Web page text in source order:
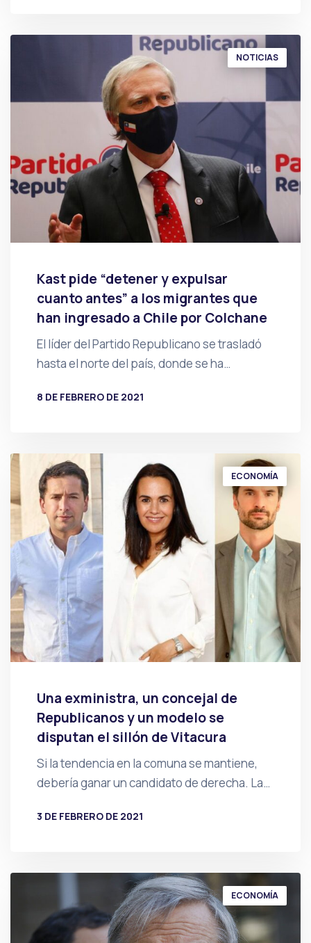
NOTICIAS
Kast pide “detener y expulsar
cuanto antes” a los migrantes que
han ingresado a Chile por Colchane
El líder del Partido Republicano se trasladó
hasta el norte del país, donde se ha…
8 DE FEBRERO DE 2021
ECONOMÍA
Una exministra, un concejal de
Republicanos y un modelo se
disputan el sillón de Vitacura
Si la tendencia en la comuna se mantiene,
debería ganar un candidato de derecha. La…
3 DE FEBRERO DE 2021
ECONOMÍA